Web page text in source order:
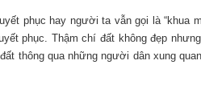
phục hay người ta vẫn gọi là “khua
phục. Thậm chí đất không đẹp
thông qua những người dân xung